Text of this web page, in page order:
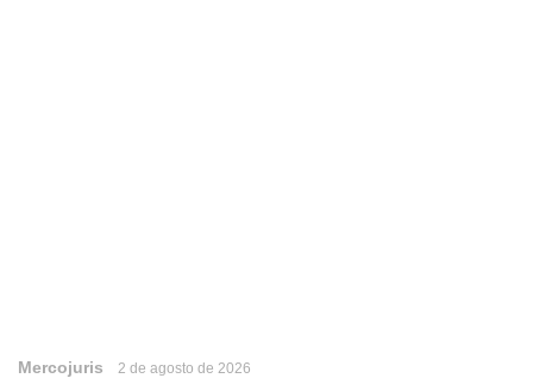
Mercojuris 2 de agosto de 2026